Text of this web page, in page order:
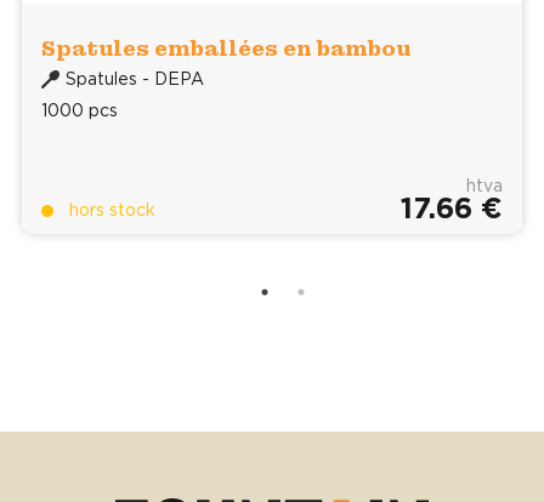
Spatules emballées en bambou
Spatules - DEPA
1000 pcs
hors stock
htva
17.66 €